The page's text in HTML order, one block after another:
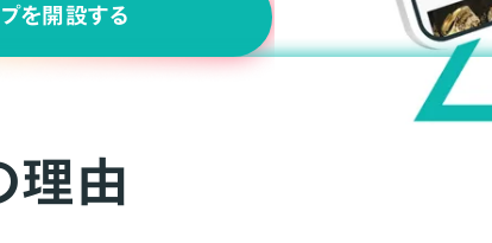
を開設する
理由